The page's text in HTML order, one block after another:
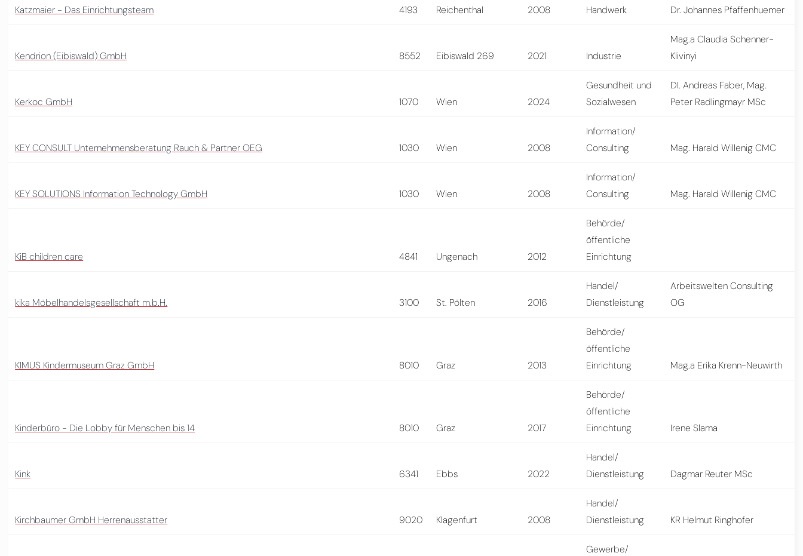
Katzmaier - Das Einrichtungsteam 4193 Reichenthal 2008
Handwerk
Dr. Johannes Pfaffenhuemer
Kendrion (Eibiswald) GmbH 8552 Eibiswald 269 2021 Industrie
Mag.a Claudia Schenner-
Klivinyi
Kerkoc GmbH 1070 Wien 2024
Gesundheit und
Sozialwesen
DI. Andreas Faber, Mag.
Peter Radlingmayr MSc
KEY CONSULT Unternehmensberatung Rauch & Partner OEG 1030 Wien 2008
Information/
Consulting
Mag. Harald Willenig CMC
KEY SOLUTIONS Information Technology GmbH 1030 Wien 2008
Information/
Consulting
Mag. Harald Willenig CMC
KiB children care 4841 Ungenach 2012
Behörde/
öffentliche
Einrichtung
kika Möbelhandelsgesellschaft m.b.H. 3100 St. Pölten 2016
Handel/
Dienstleistung
Arbeitswelten Consulting
OG
KIMUS Kindermuseum Graz GmbH 8010 Graz 2013
Behörde/
öffentliche
Einrichtung
Mag.a Erika Krenn-Neuwirth
Kinderbüro - Die Lobby für Menschen bis 14 8010 Graz 2017
Behörde/
öffentliche
Einrichtung
Irene Slama
Kink 6341 Ebbs 2022
Handel/
Dienstleistung
Dagmar Reuter MSc
Kirchbaumer GmbH Herrenausstatter 9020 Klagenfurt 2008
Handel/
Dienstleistung
KR Helmut Ringhofer
Gewerbe/